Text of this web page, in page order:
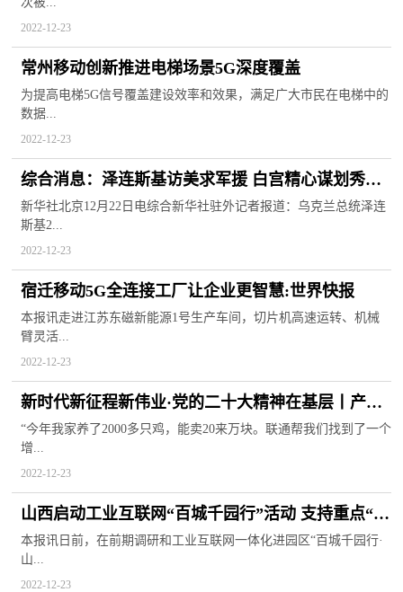
2022-12-23
常州移动创新推进电梯场景5G深度覆盖
为提高电梯5G信号覆盖建设效率和效果，满足广大市民在电梯中的
数据...
2022-12-23
综合消息：泽连斯基访美求军援 白宫精心谋划秀支
持 -天天百事通
新华社北京12月22日电综合新华社驻外记者报道：乌克兰总统泽连
斯基2...
2022-12-23
宿迁移动5G全连接工厂让企业更智慧:世界快报
本报讯走进江苏东磁新能源1号生产车间，切片机高速运转、机械
臂灵活...
2022-12-23
新时代新征程新伟业·党的二十大精神在基层丨产业
带动农民增收“数字”点亮乡村生活-环球视点
“今年我家养了2000多只鸡，能卖20来万块。联通帮我们找到了一个
增...
2022-12-23
山西启动工业互联网“百城千园行”活动 支持重点“产
业链”企业数字化转型
本报讯日前，在前期调研和工业互联网一体化进园区“百城千园行·
山...
2022-12-23